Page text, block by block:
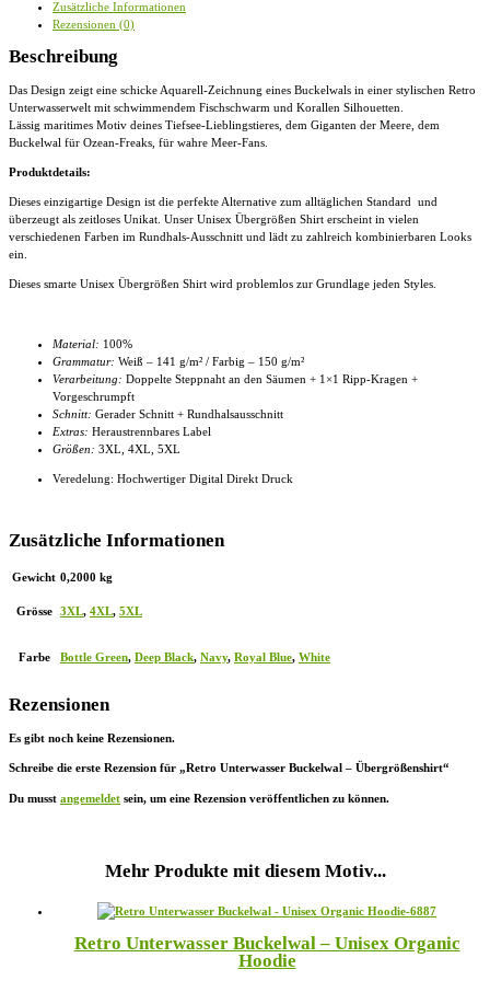
Zusätzliche Informationen
Rezensionen (0)
Beschreibung
Das Design zeigt eine schicke Aquarell-Zeichnung eines Buckelwals in einer stylischen Retro
Unterwasserwelt mit schwimmendem Fischschwarm und Korallen Silhouetten.
Lässig maritimes Motiv deines Tiefsee-Lieblingstieres, dem Giganten der Meere, dem
Buckelwal für Ozean-Freaks, für wahre Meer-Fans.
Produktdetails:
Dieses einzigartige Design ist die perfekte Alternative zum alltäglichen Standard und
überzeugt als zeitloses Unikat. Unser Unisex Übergrößen Shirt erscheint in vielen
verschiedenen Farben im Rundhals-Ausschnitt und lädt zu zahlreich kombinierbaren Looks
ein.
Dieses smarte Unisex Übergrößen Shirt wird problemlos zur Grundlage jeden Styles.
Material: 100%
Grammatur: Weiß – 141 g/m² / Farbig – 150 g/m²
Verarbeitung: Doppelte Steppnaht an den Säumen + 1×1 Ripp-Kragen +
Vorgeschrumpft
Schnitt: Gerader Schnitt + Rundhalsausschnitt
Extras: Heraustrennbares Label
Größen: 3XL, 4XL , 5XL
Veredelung: Hochwertiger Digital Direkt Druck
Zusätzliche Informationen
Gewicht 0,2000 kg
Grösse 3XL, 4XL, 5XL
Farbe Bottle Green, Deep Black, Navy, Royal Blue, White
Rezensionen
Es gibt noch keine Rezensionen.
Schreibe die erste Rezension für „Retro Unterwasser Buckelwal – Übergrößenshirt“
Du musst angemeldet sein, um eine Rezension veröffentlichen zu können.
Mehr Produkte mit diesem Motiv...
Retro Unterwasser Buckelwal – Unisex Organic
Hoodie